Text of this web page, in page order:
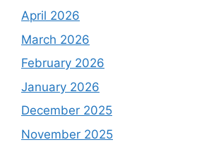
April 2026
March 2026
February 2026
January 2026
December 2025
November 2025